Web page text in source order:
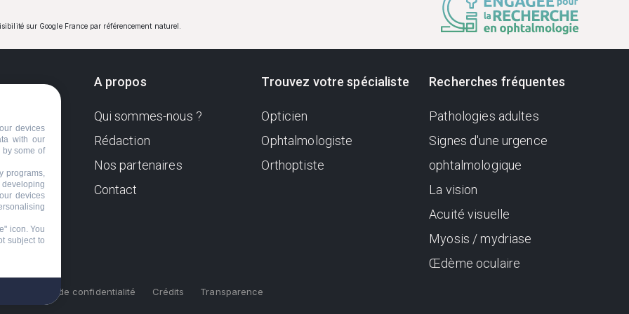
sur Google France par référencement naturel.
Sa
A propos
Qui sommes-nous ?
Rédaction
Nos partenaires
Contact
Trouvez votre spécialiste
Opticien
Ophtalmologiste
Orthoptiste
Recherches fréquentes
Pathologies adultes
Signes d'une urgence
ophtalmologique
La vision
Acuité visuelle
Myosis / mydriase
Œdème oculaire
Politique de confidentialité Crédits Transparence
devices
with our
some of
programs,
developing
devices
icon. You
subject to